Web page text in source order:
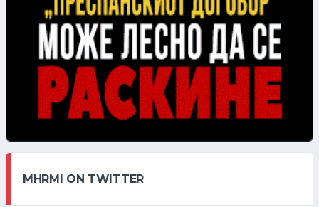
MHRMI ON TWITTER